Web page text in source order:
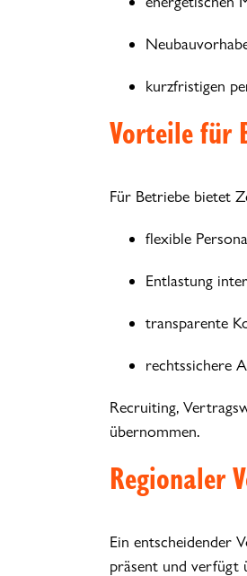
kurzfristigen
Vorteile für
Für Betriebe bietet
flexible
Entlastung
transparente
rechtssichere
Recruiting,
übernommen.
Regionaler
Ein entscheidender
präsent und verfügt